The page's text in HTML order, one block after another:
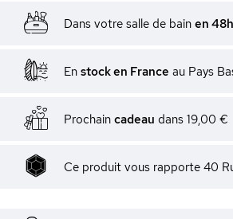
Dans votre salle de bain en 48h
En stock en France au Pays
Prochain cadeau dans 19,00 €
Ce produit vous rapporte 40